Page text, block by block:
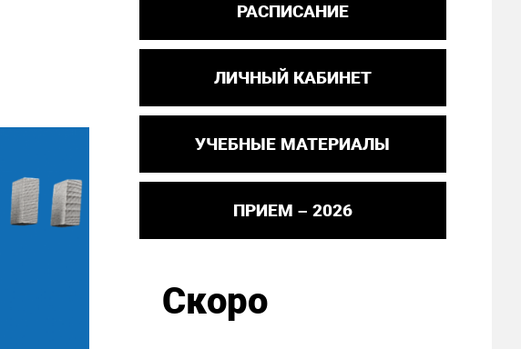
РАСПИСАНИЕ
ЛИЧНЫЙ КАБИНЕТ
УЧЕБНЫЕ МАТЕРИАЛЫ
ПРИЕМ – 2026
Скоро